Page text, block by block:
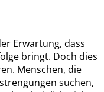
Erwartung, dass
bringt. Doch dies
Menschen, die
suchen,